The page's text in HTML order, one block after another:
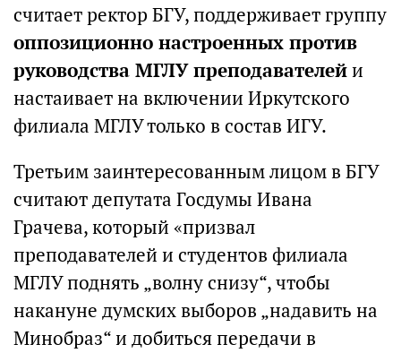
считает ректор БГУ, поддерживает группу
оппозиционно настроенных против
руководства МГЛУ преподавателейи
настаивает на включении Иркутского
филиала МГЛУ только в состав ИГУ.
Третьим заинтересованным лицом в БГУ
считают депутата Госдумы Ивана
Грачева, который «призвал
преподавателей и студентов филиала
МГЛУ поднять „волну снизу“, чтобы
накануне думских выборов „надавить на
Минобраз“ и добиться передачи в